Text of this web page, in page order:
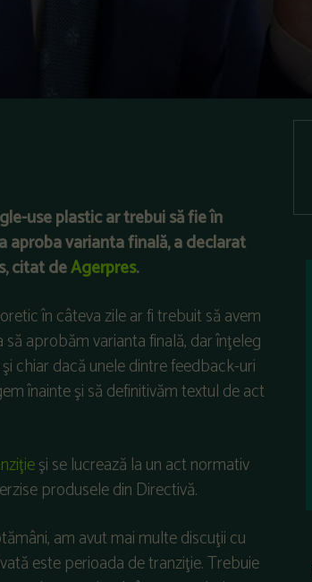
use plastic ar trebui să fie în
aproba varianta finală, a declarat
citat deAgerpres.
în câteva zile ar fi trebuit să avem
aprobăm varianta finală, dar înţeleg
chiar dacă unele dintre feedback-uri
înainte şi să definitivăm textul de act
şi se lucrează la un act normativ
produsele din Directivă.
am avut mai multe discuţii cu
este perioada de tranziţie. Trebuie